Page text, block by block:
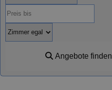
Angebote finden